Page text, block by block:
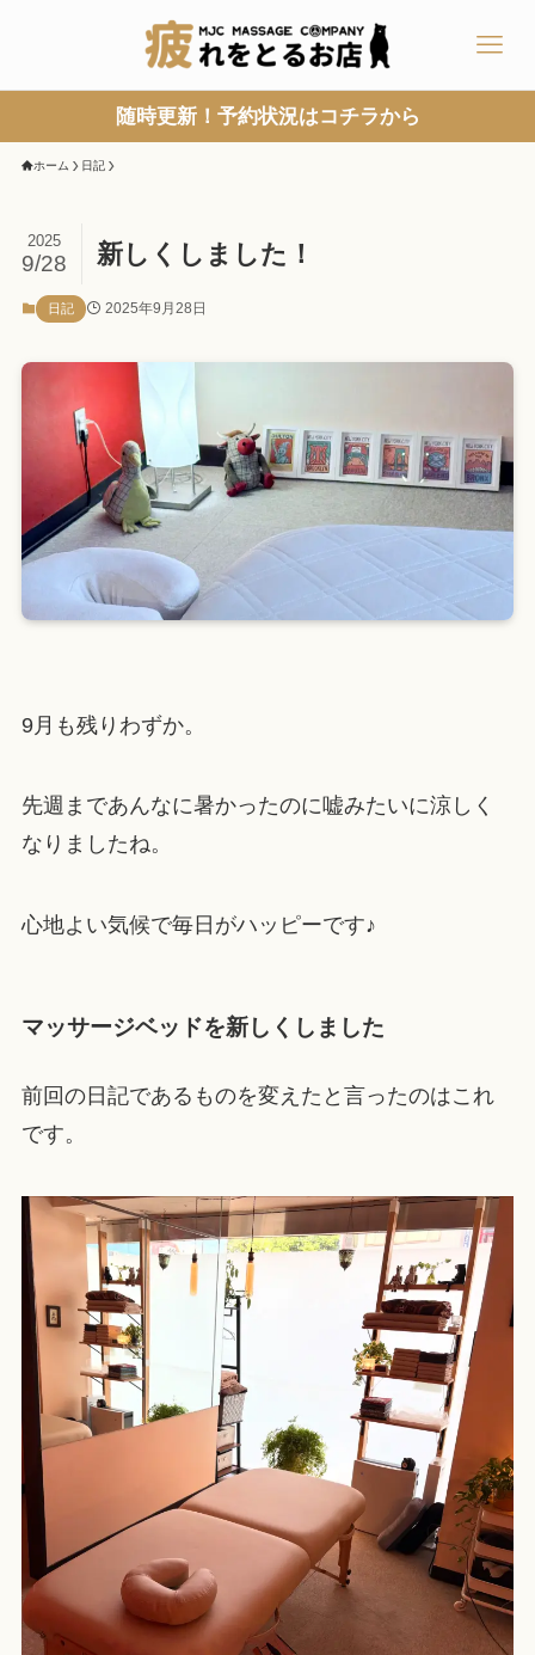
随時更新！予約状況はコチラから
ホーム 日記
新しくしました！
2025
9/28
日記 2025年9月28日
9月も残りわずか。
先週まであんなに暑かったのに嘘みたいに涼しく
なりましたね。
心地よい気候で毎日がハッピーです♪
マッサージベッドを新しくしました
前回の日記であるものを変えたと言ったのはこれ
です。